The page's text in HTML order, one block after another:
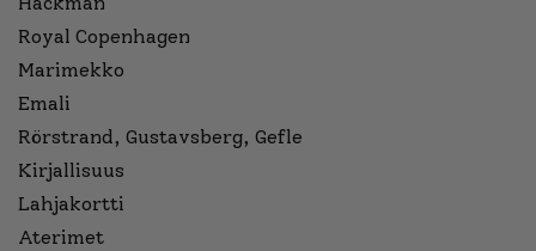
Royal Copenhagen
Marimekko
Emali
Rörstrand, Gustavsberg, Gefle
Kirjallisuus
Lahjakortti
Aterimet